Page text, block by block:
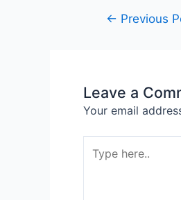
← Previous
Leave a
Your email
here..